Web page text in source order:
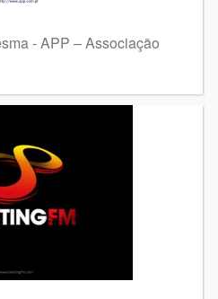
- APP – Associação